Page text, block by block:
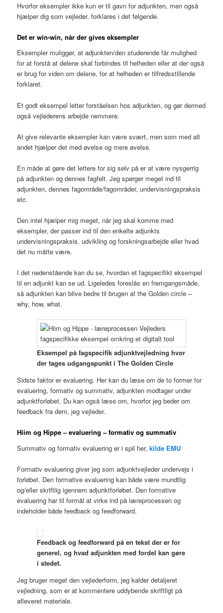
Hvorfor eksempler ikke kun er til gavn for adjunkten, men også
hjælper dig som vejleder, forklares i det følgende.
Det er win-win, når der gives eksempler
Eksempler muliggør, at adjunkten/den studerende får mulighed
for at forstå at delene skal forbindes til helheden eller at der også
er brug for viden om delene, for at helheden er tilfredsstillende
forklaret.
Et godt eksempel letter forståelsen hos adjunkten, og gør dermed
også vejlederens arbejde nemmere.
At give relevante eksempler kan være svært, men som med alt
andet hjælper det med øvelse og mere øvelse.
En måde at gøre det lettere for sig selv på er at være nysgerrig
på adjunkten og dennes fagfelt. Jeg spørger meget ind til
adjunkten, dennes fagområde/fagområder, undervisningspraksis
etc.
Den intel hjælper mig meget, når jeg skal komme med
eksempler, der passer ind til den enkelte adjunkts
undervisningspraksis, udvikling og forskningsarbejde eller hvad
det nu måtte være.
I det nedenstående kan du se, hvordan et fagspecifikt eksempel
til en adjunkt kan se ud. Ligeledes foreslås en fremgangsmåde,
så adjunkten kan blive bedre til brugen af the Golden circle –
why, how, what.
Eksempel på fagspecifik adjunktvejledning hvor
der tages udgangspunkt i The Golden Circle
Sidste faktor er evaluering. Her kan du læse om de to former for
evaluering, formativ og summativ, adjunkten modtager under
adjunktforløbet. Du kan også læse om, hvorfor jeg beder om
feedback fra dem, jeg vejleder.
Hiim og Hippe – evaluering – formativ og summativ
Summativ og formativ evaluering er i spil her,kilde EMU
Formativ evaluering giver jeg som adjunktvejleder undervejs i
forløbet. Den formative evaluering kan både være mundtlig
og/eller skriftlig igennem adjunktforløbet. Den formative
evaluering har til formål at virke ind på læreprocessen og
indeholder både feedback og feedforward.
Feedback og feedforward på en tekst der er for
generel, og hvad adjunkten med fordel kan gøre
i stedet.
Jeg bruger meget den vejlederform, jeg kalder detaljeret
vejledning, som er at kommentere uddybende skriftligt på
afleveret materiale.